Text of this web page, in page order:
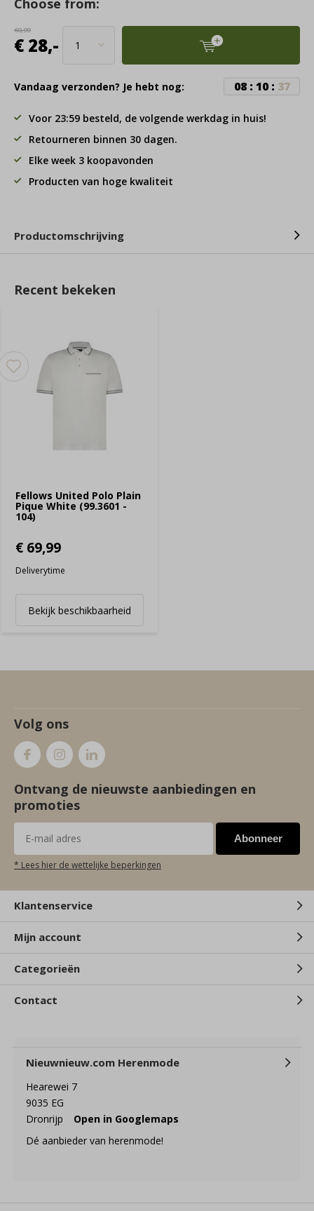
Choose from:
69,99
€ 28,-
Vandaag verzonden? Je hebt nog: 08: 10: 37
Voor 23:59 besteld, de volgende werkdag in huis!
Retourneren binnen 30 dagen.
Elke week 3 koopavonden
Producten van hoge kwaliteit
Productomschrijving
Recent bekeken
Fellows United Polo Plain
Pique White (99.3601 -
104)
€ 69,99
Deliverytime
Bekijk beschikbaarheid
Volg ons
Ontvang de nieuwste aanbiedingen en
promoties
Abonneer
* Lees hier de wettelijke beperkingen
Klantenservice
Mijn account
Categorieën
Contact
Nieuwnieuw.com Herenmode
Hearewei 7
9035 EG
Dronrijp
Open in Googlemaps
Dé aanbieder van herenmode!